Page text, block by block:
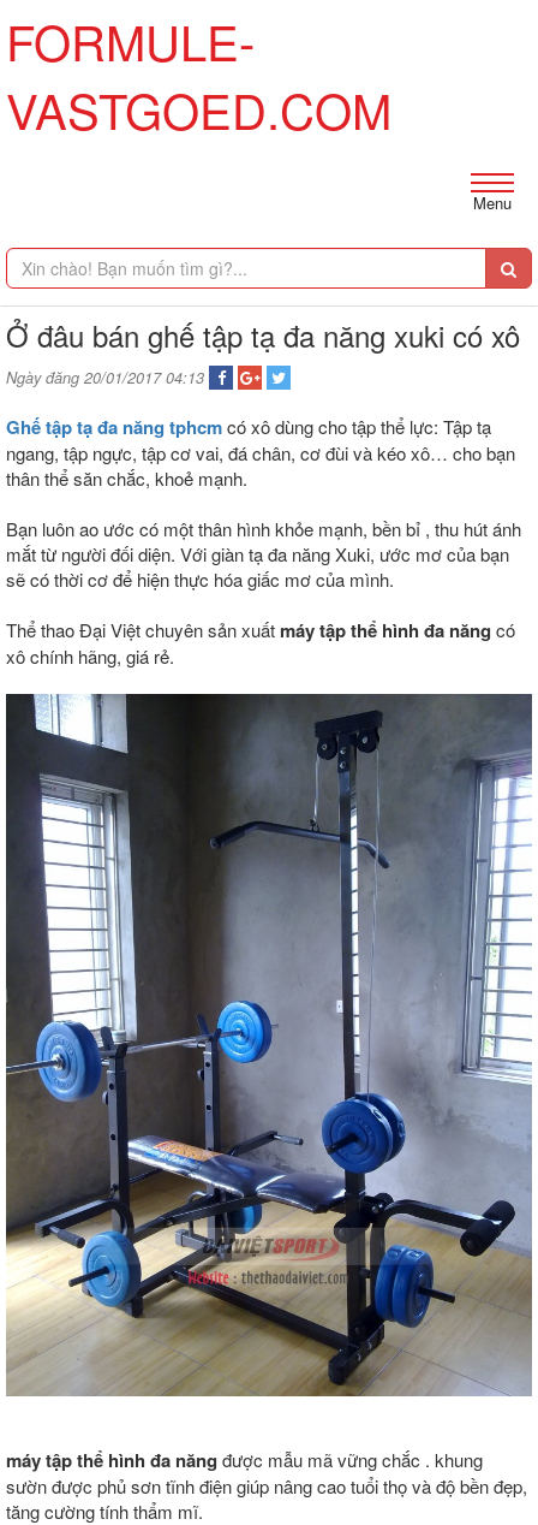
FORMULE-
VASTGOED.COM
Menu
Ở đâu bán ghế tập tạ đa năng xuki có xô
Ngày đăng 20/01/2017 04:13
Ghế tập tạ đa năng tphcmcó xô dùng cho tập thể lực: Tập tạ
ngang, tập ngực, tập cơ vai, đá chân, cơ đùi và kéo xô… cho bạn
thân thể săn chắc, khoẻ mạnh.
Bạn luôn ao ước có một thân hình khỏe mạnh, bền bỉ , thu hút ánh
mắt từ người đối diện. Với giàn tạ đa năng Xuki, ước mơ của bạn
sẽ có thời cơ để hiện thực hóa giấc mơ của mình.
Thể thao Đại Việt chuyên sản xuất máy tập thể hình đa năng có
xô chính hãng, giá rẻ.
máy tập thể hình đa năng được mẫu mã vững chắc . khung
sườn được phủ sơn tĩnh điện giúp nâng cao tuổi thọ và độ bền đẹp,
tăng cường tính thẩm mĩ.